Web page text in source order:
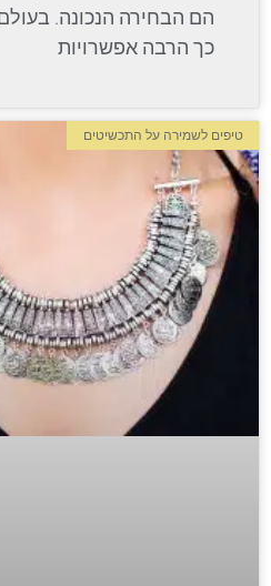
הם הבחירה הנכונה.
כך הרבה אפשרויות
טיפים לשמירה על התכשיטים